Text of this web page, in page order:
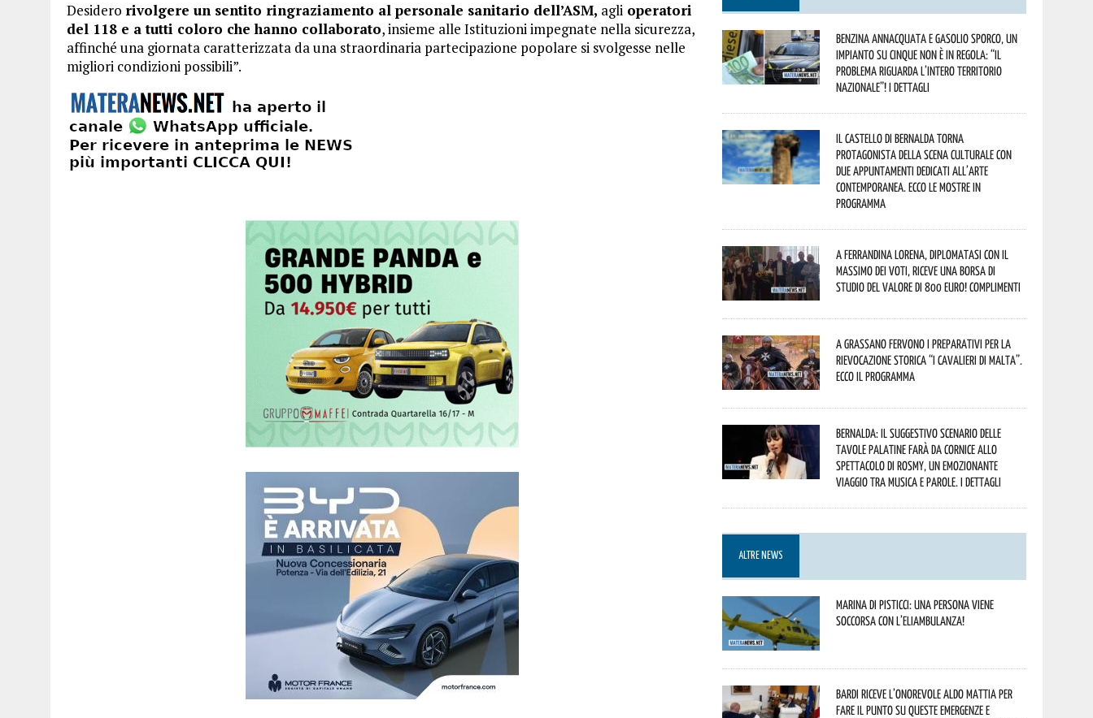
Desidero rivolgere un sentito ringraziamento al personale sanitario dell’ASM, agli operatori
del 118 e a tutti coloro che hanno collaborato, insieme alle Istituzioni impegnate nella sicurezza,
affinché una giornata caratterizzata da una straordinaria partecipazione popolare si svolgesse nelle
migliori condizioni possibili”.
Benzina annacquata e gasolio sporco, un
impianto su cinque non è in regola: “il
problema riguarda l’intero territorio
Nazionale”! I dettagli
Il Castello di Bernalda torna
protagonista della scena culturale con
due appuntamenti dedicati all’arte
contemporanea. Ecco le mostre in
programma
A Ferrandina Lorena, diplomatasi con il
massimo dei voti, riceve una borsa di
studio del valore di 800 euro! Complimenti
A Grassano fervono i preparativi per la
Rievocazione Storica “I CAVALIERI DI MALTA”.
Ecco il programma
Bernalda: il suggestivo scenario delle
Tavole Palatine farà da cornice allo
spettacolo di Rosmy, un emozionante
viaggio tra musica e parole. I dettagli
ALTRE NEWS
Marina di Pisticci: una persona viene
soccorsa con l’eliambulanza!
Bardi riceve l’onorevole Aldo Mattia per
fare il punto su queste emergenze e